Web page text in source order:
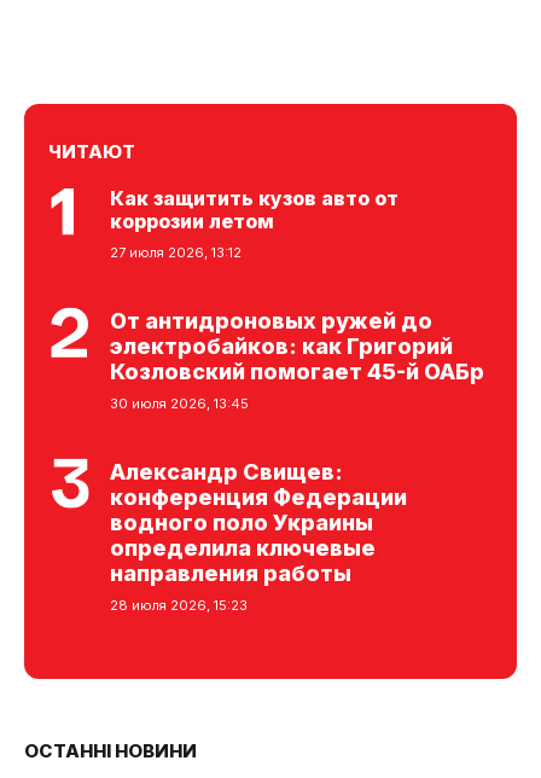
ЧИТАЮТ
Как защитить кузов авто от
коррозии летом
27 июля 2026, 13:12
От антидроновых ружей до
электробайков: как Григорий
Козловский помогает 45-й ОАБр
30 июля 2026, 13:45
Александр Свищев:
конференция Федерации
водного поло Украины
определила ключевые
направления работы
28 июля 2026, 15:23
ОСТАННІ НОВИНИ